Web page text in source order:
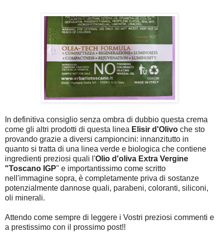
In definitiva consiglio senza ombra di dubbio questa crema
come gli altri prodotti di questa linea Elisir d'Olivo che sto
provando grazie a diversi campioncini: innanzitutto in
quanto si tratta di una linea verde e biologica che contiene
ingredienti preziosi quali l'Olio d'oliva Extra Vergine
"Toscano IGP" e importantissimo come scritto
nell'immagine sopra, è completamente priva di sostanze
potenzialmente dannose quali, parabeni, coloranti, siliconi,
oli minerali.
Attendo come sempre di leggere i Vostri preziosi commenti e
a prestissimo con il prossimo post!!